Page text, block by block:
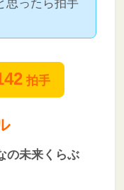
思ったら拍手
拍手
の未来くらぶ